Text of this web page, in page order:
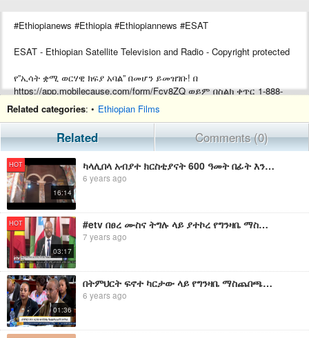
#Ethiopianews #Ethiopia #Ethiopiannews #ESAT
ESAT - Ethiopian Satellite Television and Radio - Copyright protected
የ”ኢሳት ቋሚ ወርሃዊ ክፍያ አባል” በመሆን ይመዝገቡ! በ
https://app.mobilecause.com/form/Fcv8ZQ ወይም በስልክ ቀጥር ‎‎1-888-
772-3728 ext 4 ይመዝገቡ!
Support ESAT by becoming a Monthly subscriber by visiting
https://app.mobilecause.com/form/Fcv8ZQ or by calling ‎‎1-888-772-
3728 ext 4.
Related categories: • Ethiopian Films
Related Comments (0)
HOT
16:14
ካላሊበላ አብያተ ክርስቲያናት 600 ዓመት በፊት እንደተገነባ የሚነገረው መስቀለ ክርስቶስ ቤተክርስቲያን
6 years ago
HOT
03:17
#etv በፀረ ሙስና ትግሉ ላይ ያተኮረ የግንዛቤ ማስጨበጫ መድረክ ተካሄደ
7 years ago
01:36
በትምህርት ፍኖተ ካርታው ላይ የግንዛቤ ማስጨበጫ ስራዎች ይቀጥላሉ
6 years ago